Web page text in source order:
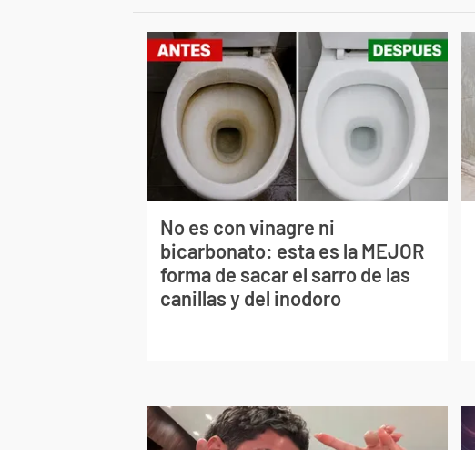
No es con vinagre ni
bicarbonato: esta es la MEJOR
forma de sacar el sarro de las
canillas y del inodoro